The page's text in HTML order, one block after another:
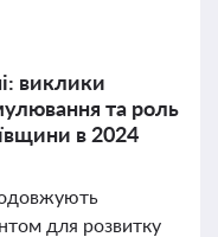
виклики
та роль
в 2024
для розвитку